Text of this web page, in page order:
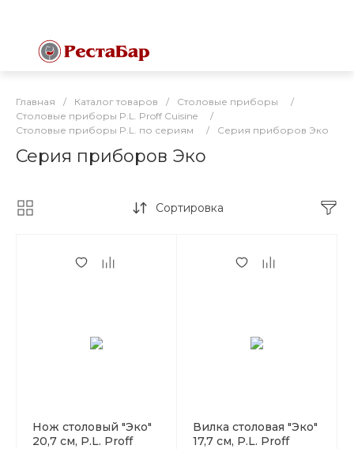
Главная / Каталог товаров / Столовые приборы
/
Столовые приборы P.L. Proff Cuisine
/
Столовые приборы P.L. по сериям
/ Серия приборов Эко
Серия приборов Эко
Сортировка
Нож столовый "Эко"
20,7 см, P.L. Proff
Вилка столовая "Эко"
17,7 см, P.L. Proff